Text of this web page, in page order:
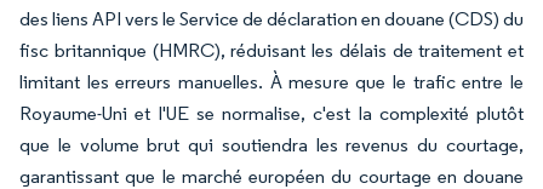
des liens API vers le Service de déclaration en douane (CDS) du
fisc britannique (HMRC), réduisant les délais de traitement et
limitant les erreurs manuelles. À mesure que le trafic entre le
Royaume-Uni et l'UE se normalise, c'est la complexité plutôt
que le volume brut qui soutiendra les revenus du courtage,
garantissant que le marché européen du courtage en douane